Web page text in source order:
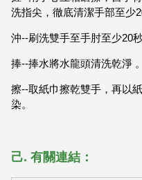
洗指尖，徹底清潔手部至少
沖--刷洗雙手至手肘至少20秒
捧--捧水將水龍頭清洗乾淨 。
擦--取紙巾擦乾雙手，再以
染。
己. 有關連結：